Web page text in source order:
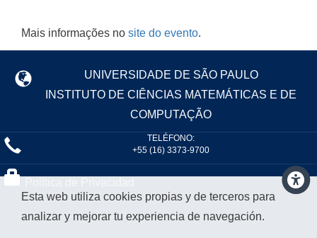
Mais informações no site do evento.
UNIVERSIDADE DE SÃO PAULO
INSTITUTO DE CIÊNCIAS MATEMÁTICAS E DE
COMPUTAÇÃO
TELÉFONO:
+55 (16) 3373-9700
Esta web utiliza cookies propias y de terceros para
analizar y mejorar tu experiencia de navegación.